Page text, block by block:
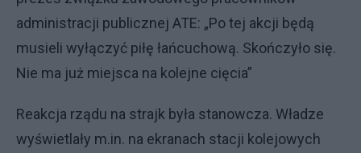
administracji publicznej ATE: „Po tej akcji będą
musieli wyłączyć piłę łańcuchową. Skończyło się.
Nie ma już miejsca na kolejne cięcia”
Reakcja rządu na strajk była stanowcza. Władze
wyświetlały m.in. na ekranach stacji kolejowych